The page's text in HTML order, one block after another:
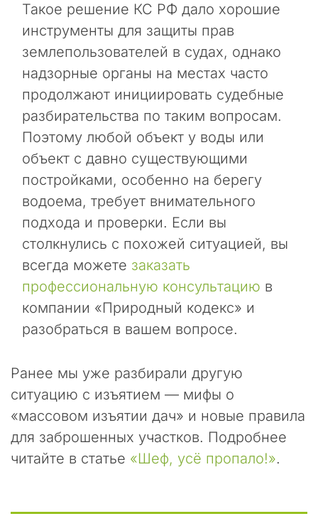
Такое решение КС РФ дало хорошие
инструменты для защиты прав
землепользователей в судах, однако
надзорные органы на местах часто
продолжают инициировать судебные
разбирательства по таким вопросам.
Поэтому любой объект у воды или
объект с давно существующими
постройками, особенно на берегу
водоема, требует внимательного
подхода и проверки. Если вы
столкнулись с похожей ситуацией, вы
всегда можете заказать
профессиональную консультацию в
компании «Природный кодекс» и
разобраться в вашем вопросе.
Ранее мы уже разбирали другую
ситуацию с изъятием — мифы о
«массовом изъятии дач» и новые правила
для заброшенных участков. Подробнее
читайте в статье «Шеф, усё пропало!».
э
т
и
д
е
й
т
в
й
н
а
а
б
с
л
ю
о
п
н
я
т
з